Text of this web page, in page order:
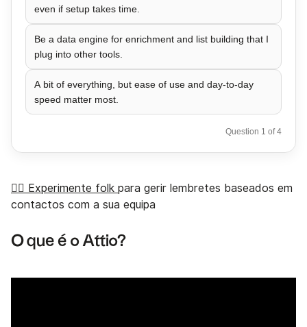
even if setup takes time.
Be a data engine for enrichment and list building that I
plug into other tools.
A bit of everything, but ease of use and day-to-day
speed matter most.
Question 1 of 4
👉🏼 Experimente folk para gerir lembretes baseados em
contactos com a sua equipa
O que é o Attio?